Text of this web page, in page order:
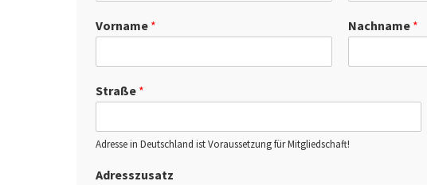
Vorname * Nachname *
Straße *
Adresse in Deutschland ist Voraussetzung für Mitgliedschaft!
Adresszusatz